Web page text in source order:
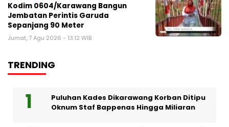
Kodim 0604/Karawang Bangun
Jembatan Perintis Garuda
Sepanjang 90 Meter
Jumat, 7 Agu 2026 - 13:12 WIB
TRENDING
Puluhan Kades Dikarawang Korban Ditipu
Oknum Staf Bappenas Hingga Miliaran